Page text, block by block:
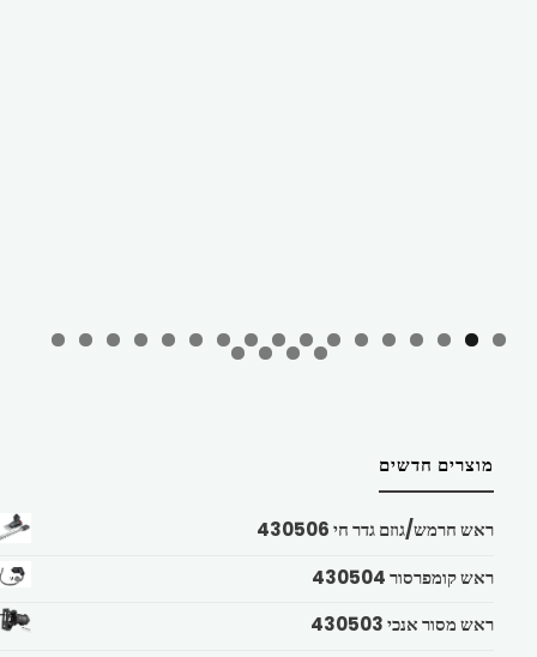
מוצרים חדשים
ראש חרמש/גוזם גדר חי 430506
ראש קומפרסור 430504
ראש מסור אנכי 430503